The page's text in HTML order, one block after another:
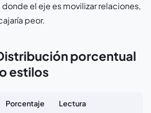
el eje es movilizar relaciones,
peor.
porcentual
estilos
Porcentaje Lectura